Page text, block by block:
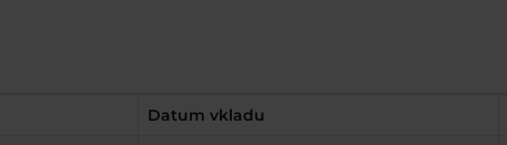
Datum vkladu